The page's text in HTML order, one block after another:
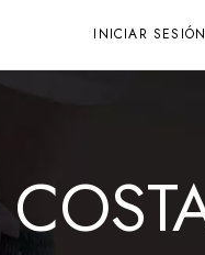
INICIAR